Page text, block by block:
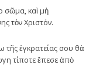
σῶμα, καὶ μὴ
τὸν Χριστόν.
τῆς ἐγκρατείας σου θὰ
τίποτε ἔπεσε ἀπὸ